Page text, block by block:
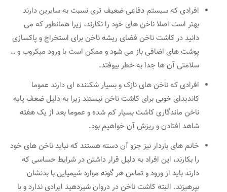
افرادی که سیستم دفاعی ضعیف تری نسبت به سایرین دارند
بهتر است اصلا ناخن های خود را نکارند، زیرا همانطور که می
دانید در کاشت ناخن فضای ریشه ناخن برای استخراج و پاکسازی
پوشت های اضافی باز می شود و ممکن است با ورود میکروب و …
سلامتی آن ها جدا به خطر بیوفتد.
افرادی که ناخن های نازک و بسیار شکننده ای دارند عموما
کاندیدای خوبی برای کاشت ناخن نیستند زیرا به دلیل ضعف پایه
ناخن ماندگاری کاشت بسیار کم شده و عموما بعد از یک هفته
شاهد افتادن و ریزش آن خواهیم بود.
خانم های باردار نیز جزو آن دسته هستند که نباید ناخن های خود
را بکارند، این افراد به دلیل قرار داشتن در شرایط حساسی که
دارند باید از ورود و تماس هر گونه موارد شیمیایی با بدنشان
بپرهیزند. البته کاشت ناخن در دروان شیردهید ایرادی ندارد و با